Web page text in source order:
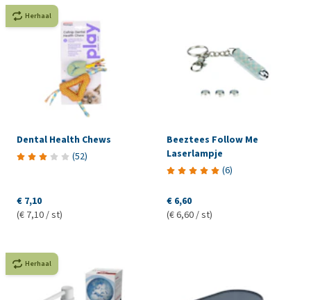
Herhaal
Dental Health Chews
(52)
€ 7,10
(€ 7,10 / st)
Beeztees Follow Me
Laserlampje
(6)
€ 6,60
(€ 6,60 / st)
Herhaal